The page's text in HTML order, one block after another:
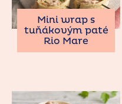
Mini wrap s
tuňákovým paté
Rio Mare